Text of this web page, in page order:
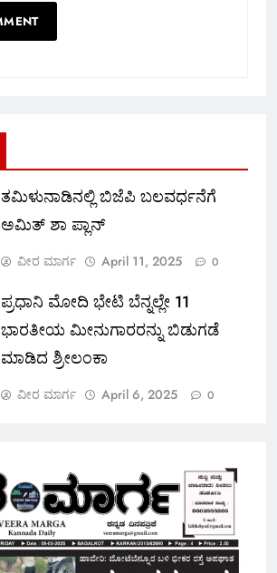
ತಮಿಳುನಾಡಿನಲ್ಲಿ ಬಿಜೆಪಿ ಬಲವರ್ಧನೆಗೆ
ಅಮಿತ್ ಶಾ ಪ್ಲಾನ್
ವೀರ ಮಾರ್ಗ April 11, 2025 0
ಪ್ರಧಾನಿ ಮೋದಿ ಭೇಟಿ ಬೆನ್ನಲ್ಲೇ 11
ಭಾರತೀಯ ಮೀನುಗಾರರನ್ನು ಬಿಡುಗಡೆ
ಮಾಡಿದ ಶ್ರೀಲಂಕಾ
ವೀರ ಮಾರ್ಗ April 6, 2025 0